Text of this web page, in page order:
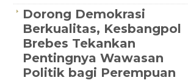
Dorong Demokrasi
Berkualitas, Kesbangpol
Brebes Tekankan
Pentingnya Wawasan
Politik bagi Perempuan